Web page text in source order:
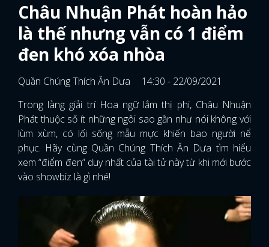
Châu Nhuận Phát hoàn hảo
là thế nhưng vẫn có 1 điểm
đen khó xóa nhòa
Quần Chúng Thích Ăn Dưa
14:30 - 22/09/2021
Trong làng giải trí Hoa ngữ lắm thị phi, Châu Nhuận
Phát thuộc số ít những ngôi sao gần như nói không với
lùm xùm, có lối sống mẫu mực khiến bao người nể
phục. Hãy cùng Quần Chúng Thích Ăn Dưa tìm hiểu
xem “điểm đen” duy nhất của tài tử này từ khi mới bước
vào showbiz là gì nhé!